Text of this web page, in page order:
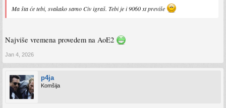
Ma šta će tebi, svakako samo Civ igraš. Tebi je i 9060 xt previše
Najviše vremena provedem na AoE2
Jan 4, 2026
p4ja
Komšija